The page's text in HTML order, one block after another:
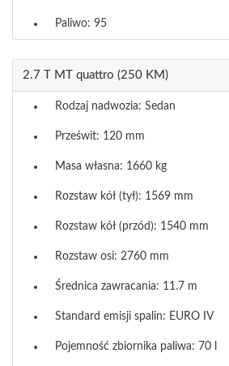
Paliwo: 95
2.7 T MT quattro (250 KM)
Rodzaj nadwozia: Sedan
Prześwit: 120 mm
Masa własna: 1660 kg
Rozstaw kół (tył): 1569 mm
Rozstaw kół (przód): 1540 mm
Rozstaw osi: 2760 mm
Średnica zawracania: 11.7 m
Standard emisji spalin: EURO IV
Pojemność zbiornika paliwa: 70 l